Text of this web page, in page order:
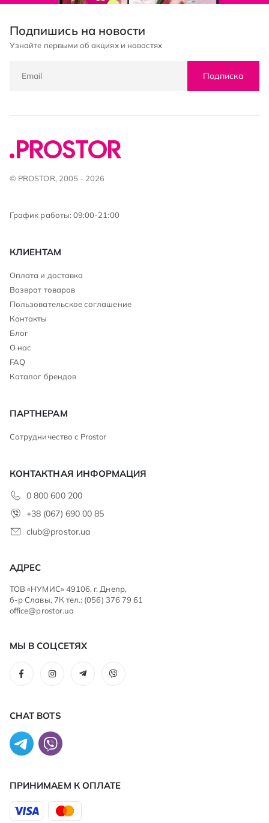
Подпишись на новости
Узнайте первыми об акциях и новостях
Подписка
© PROSTOR, 2005 - 2026
График работы: 09:00-21:00
КЛИЕНТАМ
Оплата и доставка
Возврат товаров
Пользовательское соглашение
Контакты
Блог
О нас
FAQ
Каталог брендов
ПАРТНЕРАМ
Сотрудничество с Prostor
КОНТАКТНАЯ ИНФОРМАЦИЯ
0 800 600 200
+38 (067) 690 00 85
club@prostor.ua
АДРЕС
ТОВ «НУМИС» 49106, г. Днепр,
б-р Славы, 7К тел.: (056) 376 79 61
office@prostor.ua
МЫ В СОЦСЕТЯХ
CHAT BOTS
ПРИНИМАЕМ К ОПЛАТЕ